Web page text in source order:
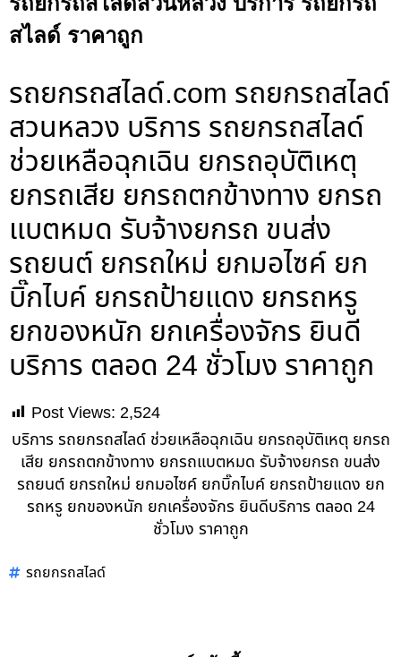
สไลด์ ราคาถูก
รถยกรถสไลด์.com รถยกรถสไลด์
สวนหลวง บริการ รถยกรถสไลด์
ช่วยเหลือฉุกเฉิน ยกรถอุบัติเหตุ
ยกรถเสีย ยกรถตกข้างทาง ยกรถ
แบตหมด รับจ้างยกรถ ขนส่ง
รถยนต์ ยกรถใหม่ ยกมอไซค์ ยก
บิ๊กไบค์ ยกรถป้ายแดง ยกรถหรู
ยกของหนัก ยกเครื่องจักร ยินดี
บริการ ตลอด 24 ชั่วโมง ราคาถูก
Post Views: 2,524
บริการ รถยกรถสไลด์ ช่วยเหลือฉุกเฉิน ยกรถอุบัติเหตุ ยกรถ
เสีย ยกรถตกข้างทาง ยกรถแบตหมด รับจ้างยกรถ ขนส่ง
รถยนต์ ยกรถใหม่ ยกมอไซค์ ยกบิ๊กไบค์ ยกรถป้ายแดง ยก
รถหรู ยกของหนัก ยกเครื่องจักร ยินดีบริการ ตลอด 24
ชั่วโมง ราคาถูก
รถยกรถสไลด์